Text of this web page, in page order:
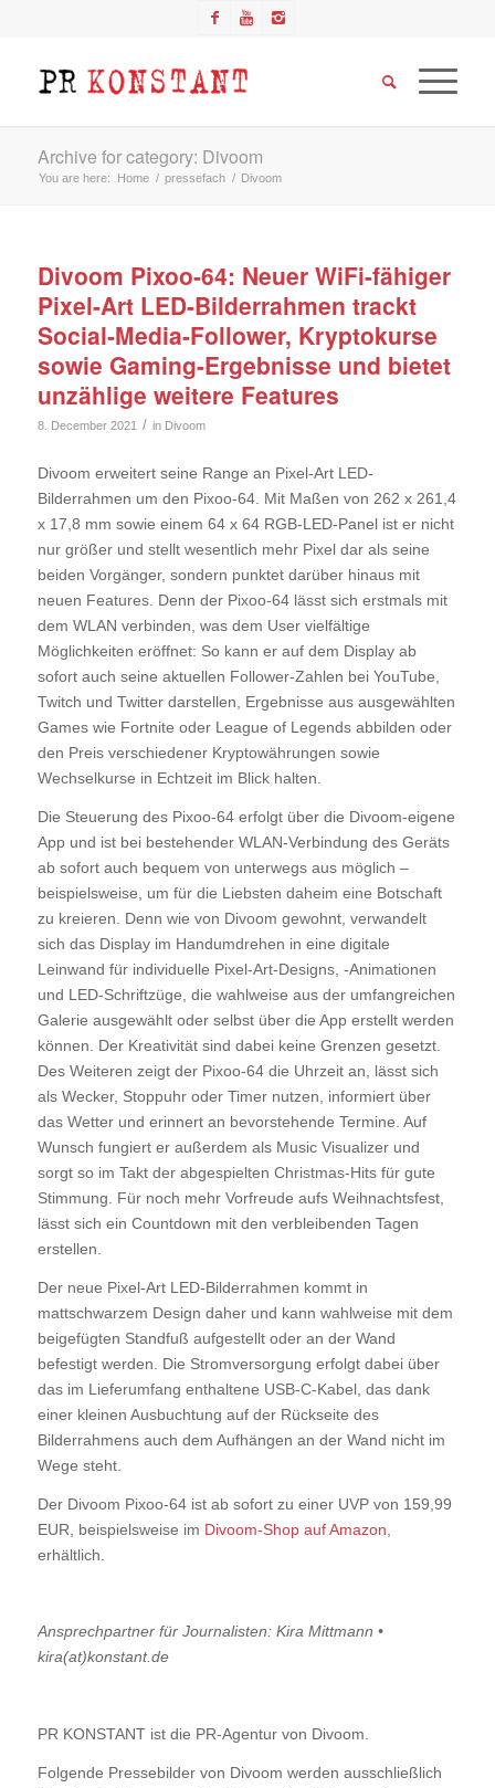
Archive for category: Divoom
You are here: Home / pressefach / Divoom
Divoom Pixoo-64: Neuer WiFi-fähiger
Pixel-Art LED-Bilderrahmen trackt
Social-Media-Follower, Kryptokurse
sowie Gaming-Ergebnisse und bietet
unzählige weitere Features
8. December 2021 / in Divoom
Divoom erweitert seine Range an Pixel-Art LED-
Bilderrahmen um den Pixoo-64. Mit Maßen von 262 x 261,4
x 17,8 mm sowie einem 64 x 64 RGB-LED-Panel ist er nicht
nur größer und stellt wesentlich mehr Pixel dar als seine
beiden Vorgänger, sondern punktet darüber hinaus mit
neuen Features. Denn der Pixoo-64 lässt sich erstmals mit
dem WLAN verbinden, was dem User vielfältige
Möglichkeiten eröffnet: So kann er auf dem Display ab
sofort auch seine aktuellen Follower-Zahlen bei YouTube,
Twitch und Twitter darstellen, Ergebnisse aus ausgewählten
Games wie Fortnite oder League of Legends abbilden oder
den Preis verschiedener Kryptowährungen sowie
Wechselkurse in Echtzeit im Blick halten.
Die Steuerung des Pixoo-64 erfolgt über die Divoom-eigene
App und ist bei bestehender WLAN-Verbindung des Geräts
ab sofort auch bequem von unterwegs aus möglich –
beispielsweise, um für die Liebsten daheim eine Botschaft
zu kreieren. Denn wie von Divoom gewohnt, verwandelt
sich das Display im Handumdrehen in eine digitale
Leinwand für individuelle Pixel-Art-Designs, -Animationen
und LED-Schriftzüge, die wahlweise aus der umfangreichen
Galerie ausgewählt oder selbst über die App erstellt werden
können. Der Kreativität sind dabei keine Grenzen gesetzt.
Des Weiteren zeigt der Pixoo-64 die Uhrzeit an, lässt sich
als Wecker, Stoppuhr oder Timer nutzen, informiert über
das Wetter und erinnert an bevorstehende Termine. Auf
Wunsch fungiert er außerdem als Music Visualizer und
sorgt so im Takt der abgespielten Christmas-Hits für gute
Stimmung. Für noch mehr Vorfreude aufs Weihnachtsfest,
lässt sich ein Countdown mit den verbleibenden Tagen
erstellen.
Der neue Pixel-Art LED-Bilderrahmen kommt in
mattschwarzem Design daher und kann wahlweise mit dem
beigefügten Standfuß aufgestellt oder an der Wand
befestigt werden. Die Stromversorgung erfolgt dabei über
das im Lieferumfang enthaltene USB-C-Kabel, das dank
einer kleinen Ausbuchtung auf der Rückseite des
Bilderrahmens auch dem Aufhängen an der Wand nicht im
Wege steht.
Der Divoom Pixoo-64 ist ab sofort zu einer UVP von 159,99
EUR, beispielsweise im Divoom-Shop auf Amazon
erhältlich.
Ansprechpartner für Journalisten: Kira Mittmann •
kira(at)konstant.de
PR KONSTANT ist die PR-Agentur von Divoom.
Folgende Pressebilder von Divoom werden ausschließlich